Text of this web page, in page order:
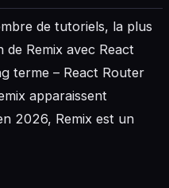
de tutoriels, la plus
Remix avec React
terme – React Router
apparaissent
2026, Remix est un